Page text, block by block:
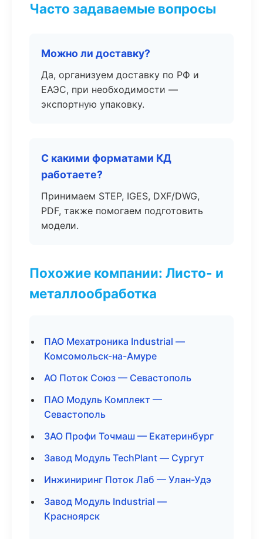
Часто задаваемые вопросы
Можно ли доставку?
Да, организуем доставку по РФ и
ЕАЭС, при необходимости —
экспортную упаковку.
С какими форматами КД
работаете?
Принимаем STEP, IGES, DXF/DWG,
PDF, также помогаем подготовить
модели.
Похожие компании: Листо- и
металлообработка
ПАО Мехатроника Industrial —
Комсомольск-на-Амуре
АО Поток Союз — Севастополь
ПАО Модуль Комплект —
Севастополь
ЗАО Профи Точмаш — Екатеринбург
Завод Модуль TechPlant — Сургут
Инжиниринг Поток Лаб — Улан-Удэ
Завод Модуль Industrial —
Красноярск